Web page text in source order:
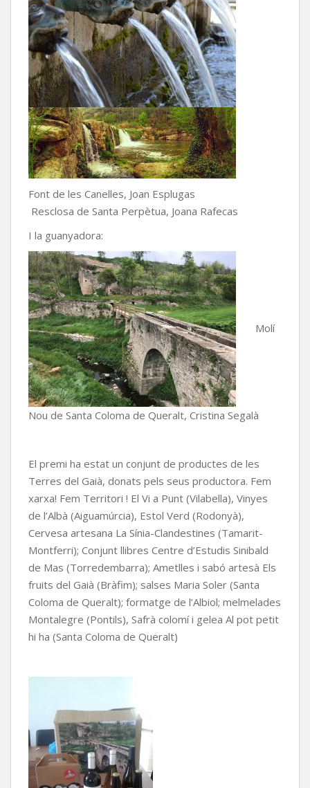
Font de les Canelles, Joan Esplugas
Resclosa de Santa Perpètua, Joana Rafecas
I la guanyadora:
Molí
Nou de Santa Coloma de Queralt, Cristina Segalà
El premi ha estat un conjunt de productes de les
Terres del Gaià, donats pels seus productora. Fem
xarxa! Fem Territori ! El Vi a Punt (Vilabella), Vinyes
de l’Albà (Aiguamúrcia), Estol Verd (Rodonyà),
Cervesa artesana La Sínia-Clandestines (Tamarit-
Montferri); Conjunt llibres Centre d’Estudis Sinibald
de Mas (Torredembarra); Ametlles i sabó artesà Els
fruits del Gaià (Bràfim); salses Maria Soler (Santa
Coloma de Queralt); formatge de l’Albiol; melmelades
Montalegre (Pontils), Safrà colomí i gelea Al pot petit
hi ha (Santa Coloma de Queralt)